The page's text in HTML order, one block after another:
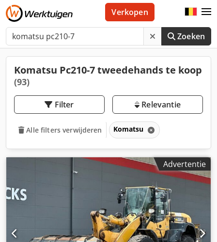
Zoeken
Verkopen
Komatsu Pc210-7 tweedehands te koop
(93)
Filter Relevantie
Alle filters verwijderen Komatsu
Advertentie